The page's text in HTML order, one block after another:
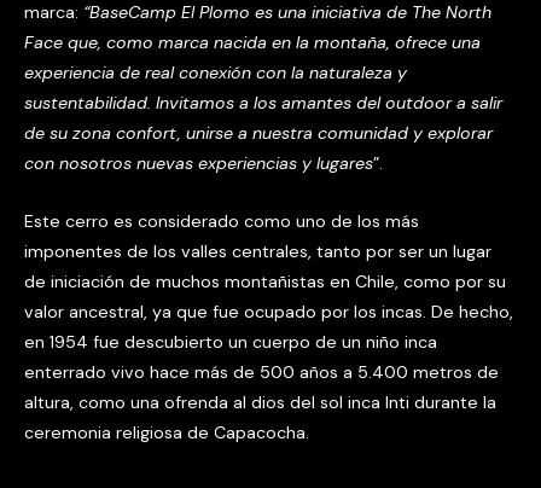
marca: “BaseCamp El Plomo es una iniciativa de The North
Face que, como marca nacida en la montaña, ofrece una
experiencia de real conexión con la naturaleza y
sustentabilidad. Invitamos a los amantes del outdoor a salir
de su zona confort, unirse a nuestra comunidad y explorar
con nosotros nuevas experiencias y lugares”.
Este cerro es considerado como uno de los más
imponentes de los valles centrales, tanto por ser un lugar
de iniciación de muchos montañistas en Chile, como por su
valor ancestral, ya que fue ocupado por los incas. De hecho,
en 1954 fue descubierto un cuerpo de un niño inca
enterrado vivo hace más de 500 años a 5.400 metros de
altura, como una ofrenda al dios del sol inca Inti durante la
ceremonia religiosa de Capacocha.